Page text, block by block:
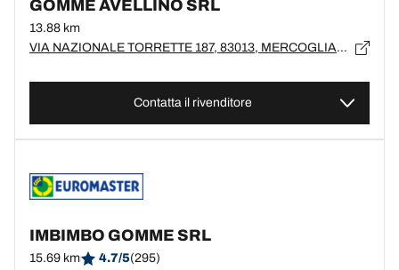
GOMME AVELLINO SRL
13.88 km
VIA NAZIONALE TORRETTE 187, 83013, MERCOGLIANO, AV
Contatta il rivenditore
IMBIMBO GOMME SRL
15.69 km 4.7/5(295)